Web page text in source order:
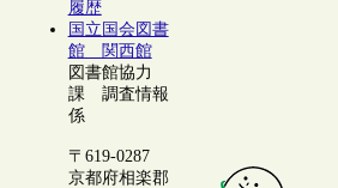
履歴
国立国会図書
館 関西館
図書館協力
課 調査情報
係
〒619-0287
京都府相楽郡